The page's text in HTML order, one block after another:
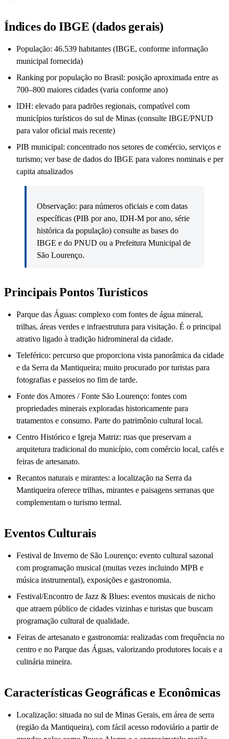
Índices do IBGE (dados gerais)
População: 46.539 habitantes (IBGE, conforme informação
municipal fornecida)
Ranking por população no Brasil: posição aproximada entre as
700–800 maiores cidades (varia conforme ano)
IDH: elevado para padrões regionais, compatível com
municípios turísticos do sul de Minas (consulte IBGE/PNUD
para valor oficial mais recente)
PIB municipal: concentrado nos setores de comércio, serviços e
turismo; ver base de dados do IBGE para valores nominais e per
capita atualizados
Observação: para números oficiais e com datas
específicas (PIB por ano, IDH-M por ano, série
histórica da população) consulte as bases do
IBGE e do PNUD ou a Prefeitura Municipal de
São Lourenço.
Principais Pontos Turísticos
Parque das Águas: complexo com fontes de água mineral,
trilhas, áreas verdes e infraestrutura para visitação. É o principal
atrativo ligado à tradição hidromineral da cidade.
Teleférico: percurso que proporciona vista panorâmica da cidade
e da Serra da Mantiqueira; muito procurado por turistas para
fotografias e passeios no fim de tarde.
Fonte dos Amores / Fonte São Lourenço: fontes com
propriedades minerais exploradas historicamente para
tratamentos e consumo. Parte do patrimônio cultural local.
Centro Histórico e Igreja Matriz: ruas que preservam a
arquitetura tradicional do município, com comércio local, cafés e
feiras de artesanato.
Recantos naturais e mirantes: a localização na Serra da
Mantiqueira oferece trilhas, mirantes e paisagens serranas que
complementam o turismo termal.
Eventos Culturais
Festival de Inverno de São Lourenço: evento cultural sazonal
com programação musical (muitas vezes incluindo MPB e
música instrumental), exposições e gastronomia.
Festival/Encontro de Jazz & Blues: eventos musicais de nicho
que atraem público de cidades vizinhas e turistas que buscam
programação cultural de qualidade.
Feiras de artesanato e gastronomia: realizadas com frequência no
centro e no Parque das Águas, valorizando produtores locais e a
culinária mineira.
Características Geográficas e Econômicas
Localização: situada no sul de Minas Gerais, em área de serra
(região da Mantiqueira), com fácil acesso rodoviário a partir de